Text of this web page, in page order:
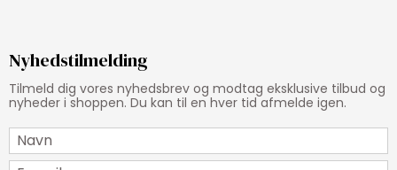
Nyhedstilmelding
Tilmeld dig vores nyhedsbrev og modtag eksklusive tilbud og
nyheder i shoppen. Du kan til en hver tid afmelde igen.